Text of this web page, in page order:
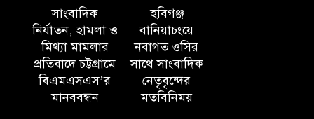
মামলায় এক বছরের সাজা
‘সমন্বিত উদ্যোগেই গড়ে উঠবে
আধুনিক সিলেট’ – বাণিজ্যমন্ত্রী
সাংবাদিক
নির্যাতন, হামলা ও
মিথ্যা মামলার
প্রতিবাদে চট্টগ্রামে
বিএমএসএস’র
মানববন্ধন
হবিগঞ্জ
বানিয়াচংয়ে
নবাগত ওসির
সাথে সাংবাদিক
নেতৃবৃন্দের
মতবিনিময়